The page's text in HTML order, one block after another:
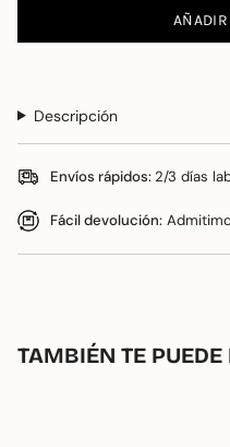
Descripción
Envíos rápidos:2/3 días
Fácil devolución:
TAMBIÉN TE PUEDE